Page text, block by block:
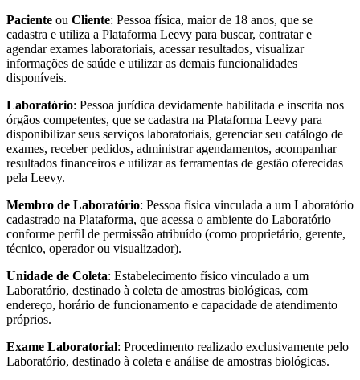
Paciente ou Cliente: Pessoa física, maior de 18 anos, que se
cadastra e utiliza a Plataforma Leevy para buscar, contratar e
agendar exames laboratoriais, acessar resultados, visualizar
informações de saúde e utilizar as demais funcionalidades
disponíveis.
Laboratório: Pessoa jurídica devidamente habilitada e inscrita nos
órgãos competentes, que se cadastra na Plataforma Leevy para
disponibilizar seus serviços laboratoriais, gerenciar seu catálogo de
exames, receber pedidos, administrar agendamentos, acompanhar
resultados financeiros e utilizar as ferramentas de gestão oferecidas
pela Leevy.
Membro de Laboratório: Pessoa física vinculada a um Laboratório
cadastrado na Plataforma, que acessa o ambiente do Laboratório
conforme perfil de permissão atribuído (como proprietário, gerente,
técnico, operador ou visualizador).
Unidade de Coleta: Estabelecimento físico vinculado a um
Laboratório, destinado à coleta de amostras biológicas, com
endereço, horário de funcionamento e capacidade de atendimento
próprios.
Exame Laboratorial: Procedimento realizado exclusivamente pelo
Laboratório, destinado à coleta e análise de amostras biológicas.